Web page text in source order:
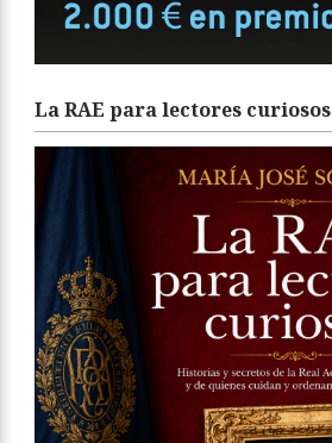
La RAE para lectores curiosos